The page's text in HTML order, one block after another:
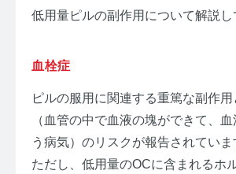
低用量ピルの副作用について解説し
血栓症
ピルの服用に関連する重篤な副作
（血管の中で血液の塊ができて、
う病気）のリスクが報告されていま
ただし、低用量のOCに含まれるホ